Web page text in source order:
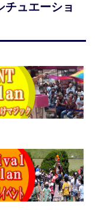
チュエーショ